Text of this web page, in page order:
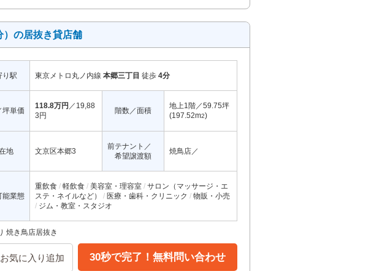
）の居抜き貸店舗
り駅 東京メトロ丸ノ内線 本郷三丁目 徒歩 4分
坪単価
118.8万円 ／19,88
3円
階数／面積
地上1階／59.75坪
(197.52m2)
地 文京区本郷3
前テナント／
希望譲渡額
焼鳥店／
能業態
重飲食 軽飲食 美容室・理容室
サロン（マッサージ・エ
ステ・ネイルなど）
医療・歯科・クリニック
物販・小売
ジム・教室・スタジオ
焼き鳥店居抜き
お気に入り追加 30秒で完了！無料問い合わせ